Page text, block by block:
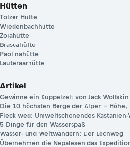
Hütten
Tölzer Hütte
Wiedenbachhütte
Zoiahütte
Brascahütte
Paolinahütte
Lauteraarhütte
Artikel
Gewinne ein Kuppelzelt von Jack Wolfskin
Die 10
Fleck weg: Umweltschonendes Kastanien-
5 Dinge für den Wasserspaß
Wasser- und Weitwandern: Der Lechweg
Übernehmen die Nepalesen das